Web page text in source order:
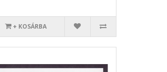
+ KOSÁRBA